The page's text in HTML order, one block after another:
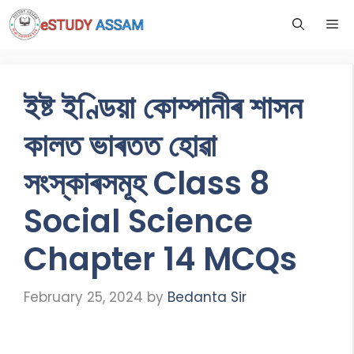
ইষ্ট ইণ্ডিয়া কোম্পানীৰ শাসন
কালত ভাৰতত হোৱা
সংস্কাৰসমূহ Class 8
Social Science
Chapter 14 MCQs
February 25, 2024 by Bedanta Sir